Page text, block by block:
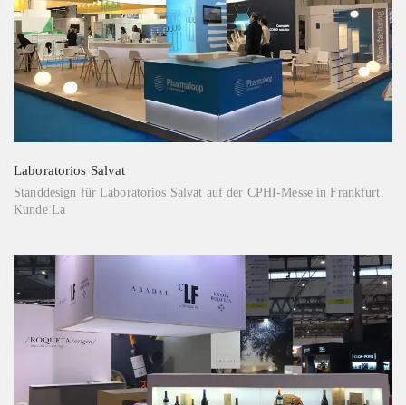
Laboratorios Salvat
Standdesign für Laboratorios Salvat auf der CPHI-Messe in Frankfurt.
Kunde La